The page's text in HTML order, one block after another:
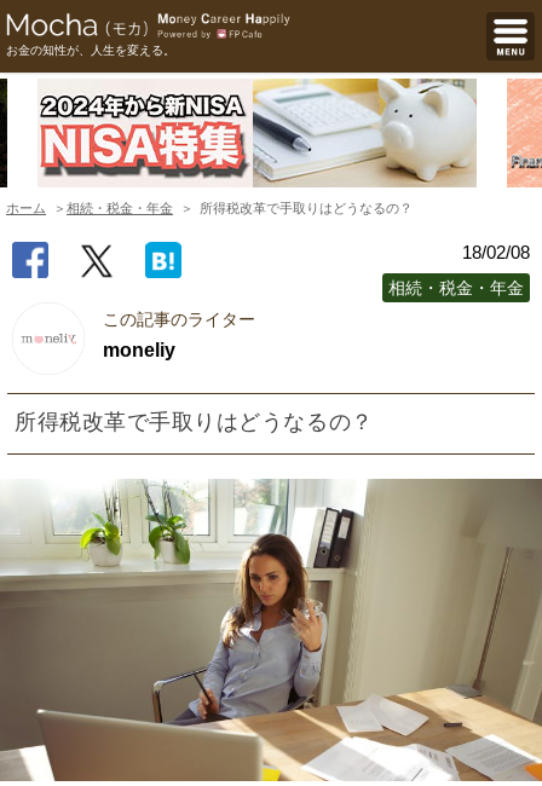
お金の知性が、人生を変える。
ホーム 相続・税金・年金 所得税改革で手取りはどうなるの？
18/02/08
相続・税金・年金
この記事のライター
moneliy
所得税改革で手取りはどうなるの？